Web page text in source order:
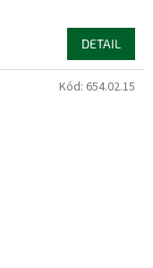
DETAIL
Kód: 654.02.15